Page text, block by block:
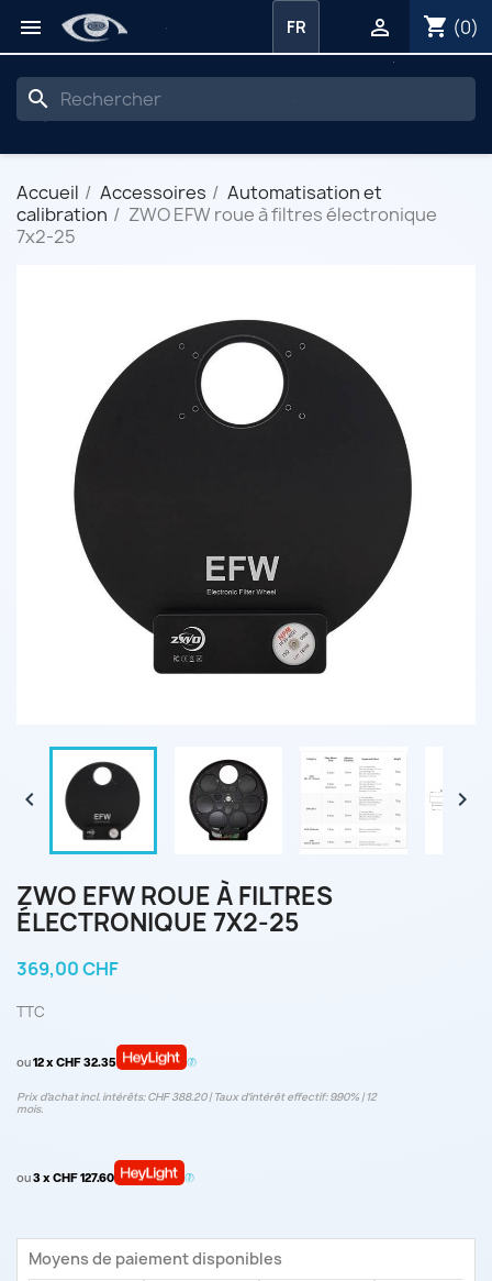
 shopping_cart (0)

FR
search
Accueil Accessoires
Automatisation et
calibration
ZWO EFW roue à filtres électronique
7x2-25
 
ZWO EFW ROUE À FILTRES
ÉLECTRONIQUE 7X2-25
369,00 CHF
TTC
ou12 x CHF 32.35
Prix d’achat incl. intérêts: CHF 388.20 | Taux d‘intérêt effectif: 9.90% | 12
mois.
ou3 x CHF 127.60
Moyens de paiement disponibles